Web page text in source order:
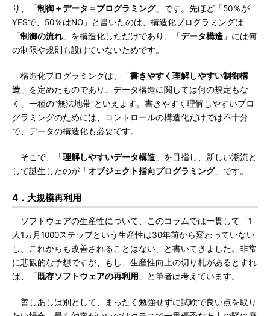
り、「制御＋データ＝プログラミング」です。先ほど「50％が
YESで、50％はNO」と書いたのは、構造化プログラミングは
「制御の流れ 」を構造化しただけであり、「データ構造 」には何
の制限や規則も設けていないためです。
構造化プログラミングは、「書きやすく理解しやすい制御構
造 」を定めたものであり、データ構造に関しては何の規定もな
く、一種の“無法地帯”といえます。書きやすく理解しやすいプロ
グラミングのためには、コントロールの構造化だけでは不十分
で、データの構造化も必要です。
そこで、「理解しやすいデータ構造 」を目指し、新しい潮流と
して誕生したのが「オブジェクト指向プログラミング」です。
4．大規模再利用
ソフトウェアの生産性について、このコラムでは一貫して「1
人1カ月1000ステップという生産性は30年前から変わっていない
し、これからも改善されることはない」と書いてきました。非常
に悲観的な予想ですが、もし、生産性向上の切り札があるとすれ
ば、「 既存ソフトウェアの再利用 」と筆者は考えています。
善しあしは別として、まったく勉強せずに試験で良い点を取り